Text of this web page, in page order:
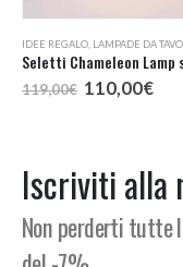
IDEE REGALO, LAMPADE DA
Seletti Chameleon
119,00€ Il
prezzo
110,00€Il
Iscriviti alla
Non perderti tutte